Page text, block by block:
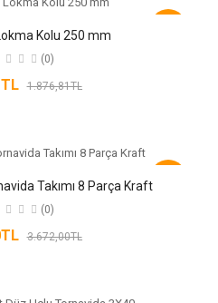
Kolu 250 mm
(0)
1.876,81TL
Takımı 8 Parça Kraft
(0)
3.672,00TL